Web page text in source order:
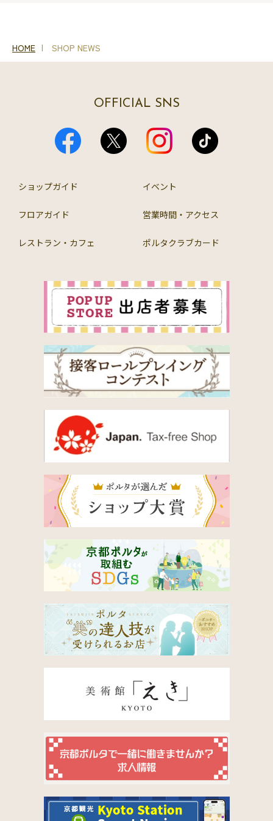
HOME SHOP NEWS
OFFICIAL SNS
ショップガイド イベント
フロアガイド 営業時間・アクセス
レストラン・カフェ ポルタクラブカード